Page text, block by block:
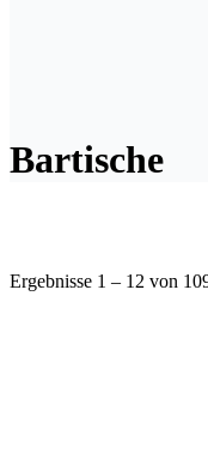
Bartische
Ergebnisse 1 – 12 von